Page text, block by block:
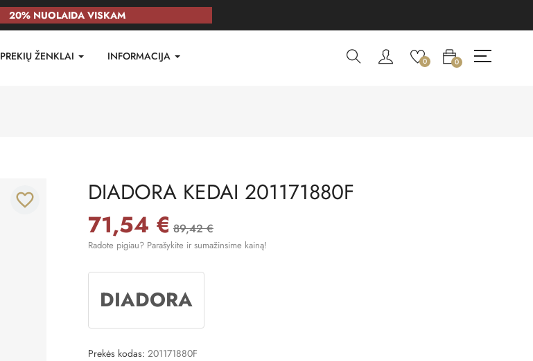
20% NUOLAIDA VISKAM
PREKIŲ ŽENKLAI INFORMACIJA 0 0
favorite_border DIADORA KEDAI 201171880F
71,54 € 89,42 €
Radote pigiau? Parašykite ir sumažinsime kainą!
DIADORA
Prekės kodas: 201171880F